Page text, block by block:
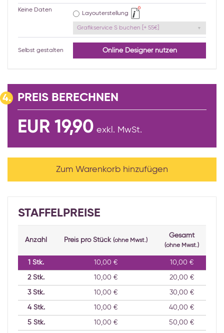
Keine Daten
Layouterstellung
Grafikservice S buchen [+ 55€]
Selbst gestalten Online Designer nutzen
4. PREIS BERECHNEN
EUR 19,90 exkl. MwSt.
Zum Warenkorb hinzufügen
STAFFELPREISE
Anzahl Preis pro Stück (ohne Mwst.)
Gesamt
(ohne Mwst.)
1 Stk. 10,00 € 10,00 €
2Stk. 10,00 € 20,00 €
3Stk. 10,00 € 30,00 €
4Stk. 10,00 € 40,00 €
5Stk. 10,00 € 50,00 €